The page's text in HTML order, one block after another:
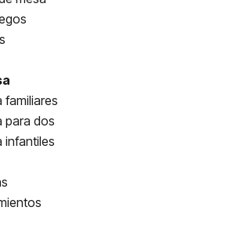
familiares
para dos
infantiles